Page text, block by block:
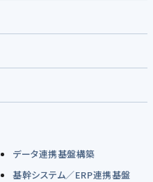
データ連携基盤構築
基幹システム／ERP連携基盤